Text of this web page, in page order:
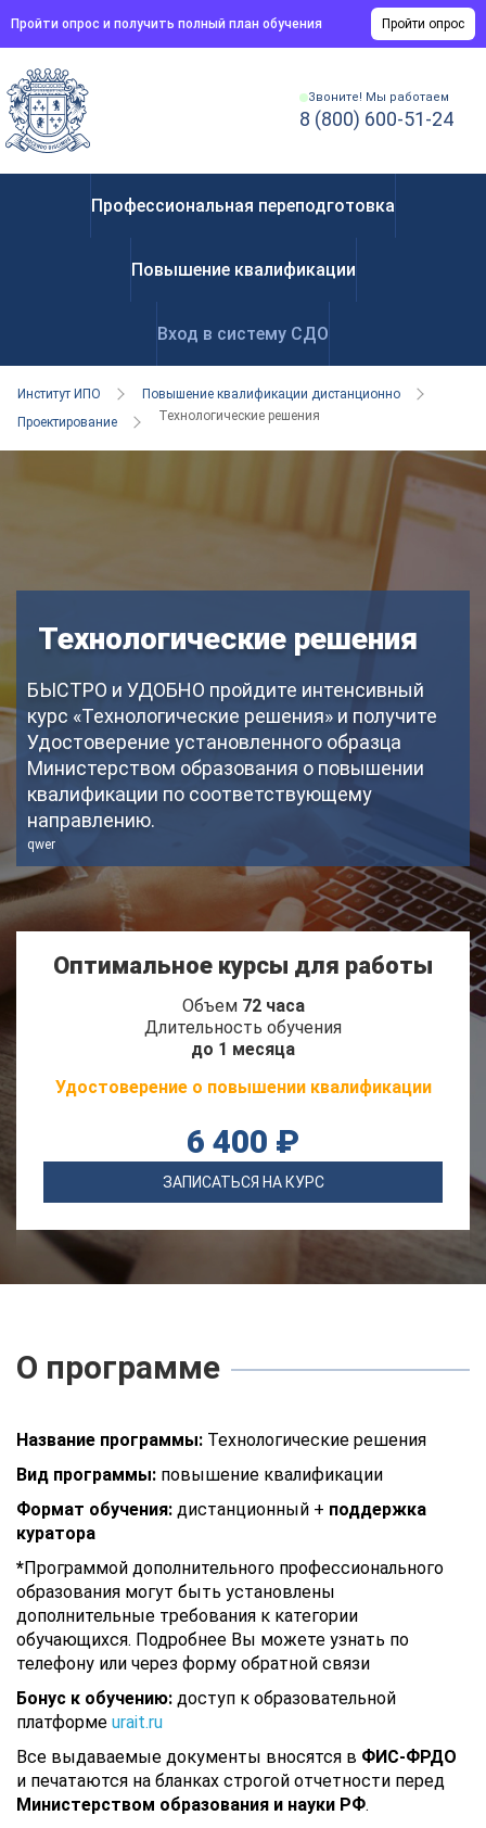
Пройти опрос и получить полный план обучения Пройти опрос
Звоните! Мы работаем
8 (800) 600-51-24
Профессиональная переподготовка
Повышение квалификации
Вход в систему СДО
Институт ИПО
Повышение квалификации дистанционно
Проектирование
Технологические решения
Технологические решения
БЫСТРО и УДОБНО пройдите интенсивный
курс «Технологические решения» и получите
Удостоверение установленного образца
Министерством образования о повышении
квалификации по соответствующему
направлению.
qwer
Оптимальное курсы для работы
Объем 72 часа
Длительность обучения
до 1 месяца
Удостоверение о повышении квалификации
6 400 ₽
ЗАПИСАТЬСЯ НА КУРС
О программе
Название программы: Технологические решения
Вид программы: повышение квалификации
Формат обучения: дистанционный + поддержка
куратора
*Программой дополнительного профессионального
образования могут быть установлены
дополнительные требования к категории
обучающихся. Подробнее Вы можете узнать по
телефону или через форму обратной связи
Бонус к обучению: доступ к образовательной
платформе urait.ru
Все выдаваемые документы вносятся в ФИС-ФРДО
и печатаются на бланках строгой отчетности перед
Министерством образования и науки РФ.